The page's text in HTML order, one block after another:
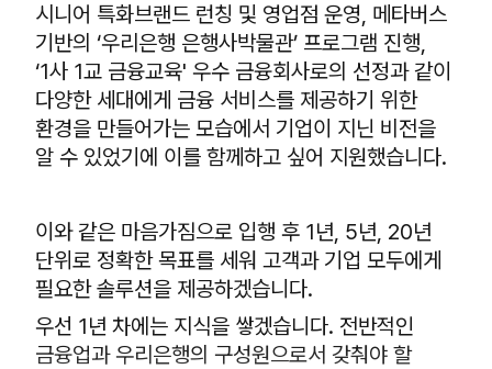
시니어 특화브랜드 런칭 및 영업점 운영, 메타버스
기반의 ‘우리은행 은행사박물관’ 프로그램 진행,
‘1사 1교 금융교육' 우수 금융회사로의 선정과 같이
다양한 세대에게 금융 서비스를 제공하기 위한
환경을 만들어가는 모습에서 기업이 지닌 비전을
알 수 있었기에 이를 함께하고 싶어 지원했습니다.
이와 같은 마음가짐으로 입행 후 1년, 5년, 20년
단위로 정확한 목표를 세워 고객과 기업 모두에게
필요한 솔루션을 제공하겠습니다.
우선 1년 차에는 지식을 쌓겠습니다. 전반적인
금융업과 우리은행의 구성원으로서 갖춰야 할